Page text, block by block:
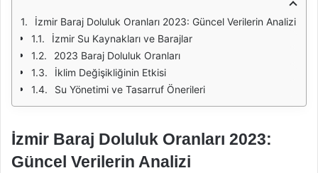
İzmir Baraj Doluluk Oranları 2023: Güncel Verilerin Analizi
İzmir Su Kaynakları ve Barajlar
2023 Baraj Doluluk Oranları
İklim Değişikliğinin Etkisi
Su Yönetimi ve Tasarruf Önerileri
İzmir Baraj Doluluk Oranları 2023:
Güncel Verilerin Analizi